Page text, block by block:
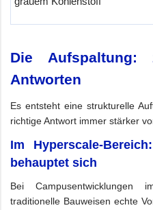
Die Aufspaltung:
Antworten
Es entsteht eine strukturelle
richtige Antwort immer stärker
Im Hyperscale-
behauptet sich
Bei Campusentwicklungen
traditionelle Bauweisen echte